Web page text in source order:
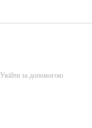
Увійти за допомогою